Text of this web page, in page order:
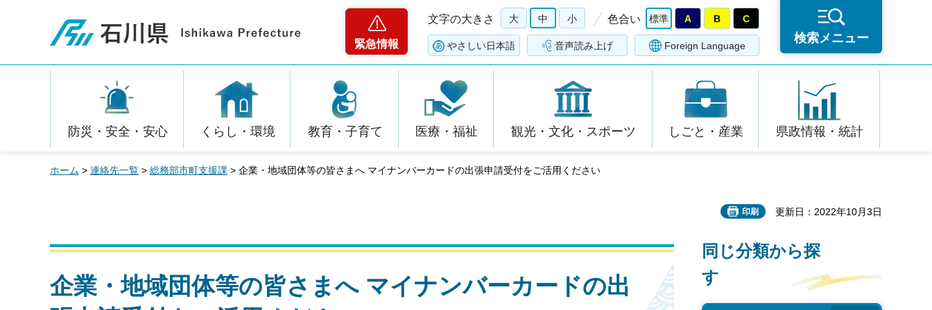
石川県
緊急情報
文字の大きさ 大 中 小 色合い 標準 A B C
やさしい日本語 音声読み上げ Foreign Language
検索メニュー
防災・安全・安心 くらし・環境 教育・子育て 医療・福祉 観光・文化・スポーツ しごと・産業 県政情報・統計
ホーム > 連絡先一覧 > 総務部市町支援課 > 企業・地域団体等の皆さまへ マイナンバーカードの出張申請受付をご活用ください
印刷 更新日：2022年10月3日
企業・地域団体等の皆さまへ マイナンバーカードの出
同じ分類から探
す